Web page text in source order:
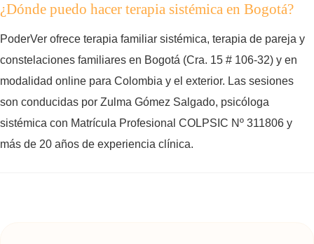
¿Dónde puedo hacer terapia sistémica en Bogotá?
PoderVer ofrece terapia familiar sistémica, terapia de pareja y
constelaciones familiares en Bogotá (Cra. 15 # 106-32) y en
modalidad online para Colombia y el exterior. Las sesiones
son conducidas por Zulma Gómez Salgado, psicóloga
sistémica con Matrícula Profesional COLPSIC Nº 311806 y
más de 20 años de experiencia clínica.